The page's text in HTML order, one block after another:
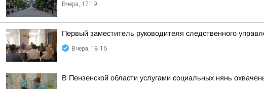
Вчера, 17:19
Первый заместитель руководителя следственного
Вчера, 18:16
В Пензенской области услугами социальных нянь